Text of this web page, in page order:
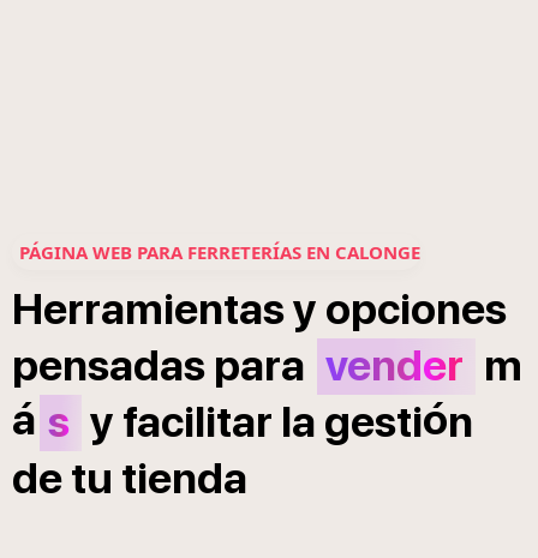
PÁGINA WEB PARA FERRETERÍAS EN CALONGE
Herramientasy opciones
pensadas para vender m
á s y facilitar la gestión
detu tienda